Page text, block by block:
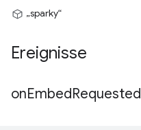
„sparky“
Ereignisse
onEmbedRequested